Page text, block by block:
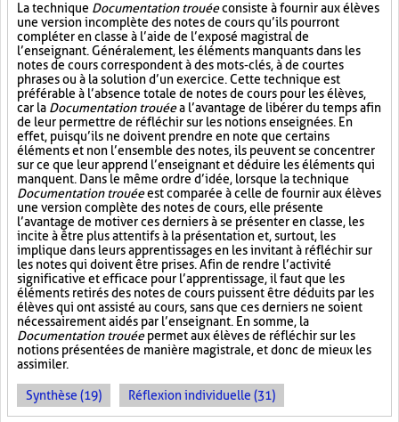
La technique Documentation trouéeconsiste à fournir aux élèves
une version incomplète des notes de cours qu’ils pourront
compléter en classe à l’aide de l’exposé magistral de
l’enseignant. Généralement, les éléments manquants dans les
notes de cours correspondent à des mots-clés, à de courtes
phrases ou à la solution d’un exercice. Cette technique est
préférable à l’absence totale de notes de cours pour les élèves,
car la Documentation trouéea l’avantage de libérer du temps afin
de leur permettre de réfléchir sur les notions enseignées. En
effet, puisqu’ils ne doivent prendre en note que certains
éléments et non l’ensemble des notes, ils peuvent se concentrer
sur ce que leur apprend l’enseignant et déduire les éléments qui
manquent. Dans le même ordre d’idée, lorsque la technique
Documentation trouéeest comparée à celle de fournir aux élèves
une version complète des notes de cours, elle présente
l’avantage de motiver ces derniers à se présenter en classe, les
incite à être plus attentifs à la présentation et, surtout, les
implique dans leurs apprentissages en les invitant à réfléchir sur
les notes qui doivent être prises. Afin de rendre l’activité
significative et efficace pour l’apprentissage, il faut que les
éléments retirés des notes de cours puissent être déduits par les
élèves qui ont assisté au cours, sans que ces derniers ne soient
nécessairement aidés par l’enseignant. En somme, la
Documentation trouéepermet aux élèves de réfléchir sur les
notions présentées de manière magistrale, et donc de mieux les
assimiler.
Synthèse (19) Réflexion individuelle (31)